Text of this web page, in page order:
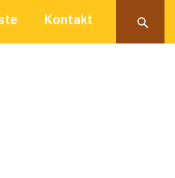
Kontakt